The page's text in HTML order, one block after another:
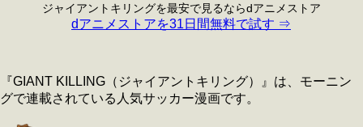
ジャイアントキリングを最安で見るならdアニメストア
dアニメストアを31日間無料で試す ⇒
『GIANT KILLING（ジャイアントキリング）』は、モーニン
グで連載されている人気サッカー漫画です。